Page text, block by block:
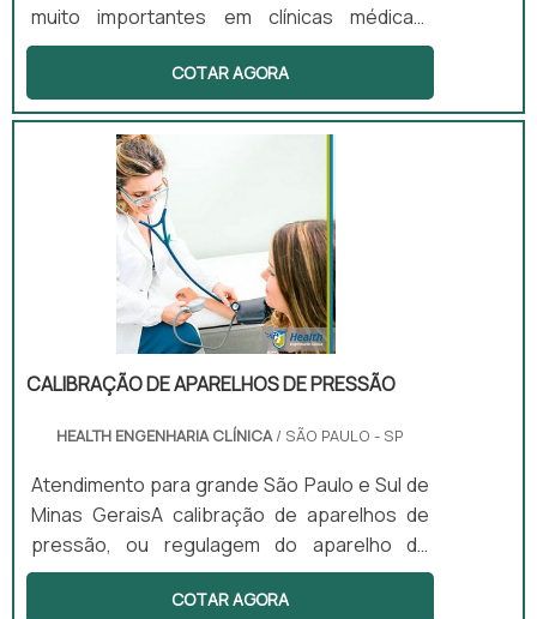
muito importantes em clínicas médicas,
laboratórios, hospitais e muitos outros
estabelecimentos da área da saúde. Eles
têm como objetivo realizar uma série de
exames nos pacientes para que os
responsáveis consigam apresentar os
diagnósticos para estes.No entanto, é de
suma importância contratar empresas de
manutenção de equipamentos médicos em
casos de falhas nos equipamentos. Desse
modo, os equipamentos podem ter.
COTAR AGORA
CALIBRAÇÃO DE APARELHOS DE PRESSÃO
HEALTH ENGENHARIA CLÍNICA/ SÃO PAULO - SP
Atendimento para grande São Paulo e Sul de
Minas GeraisA calibração de aparelhos de
pressão, ou regulagem do aparelho de
pressão, é um serviço muito importante na
área da saúde. Isso porque com o tempo, os
COTAR AGORA